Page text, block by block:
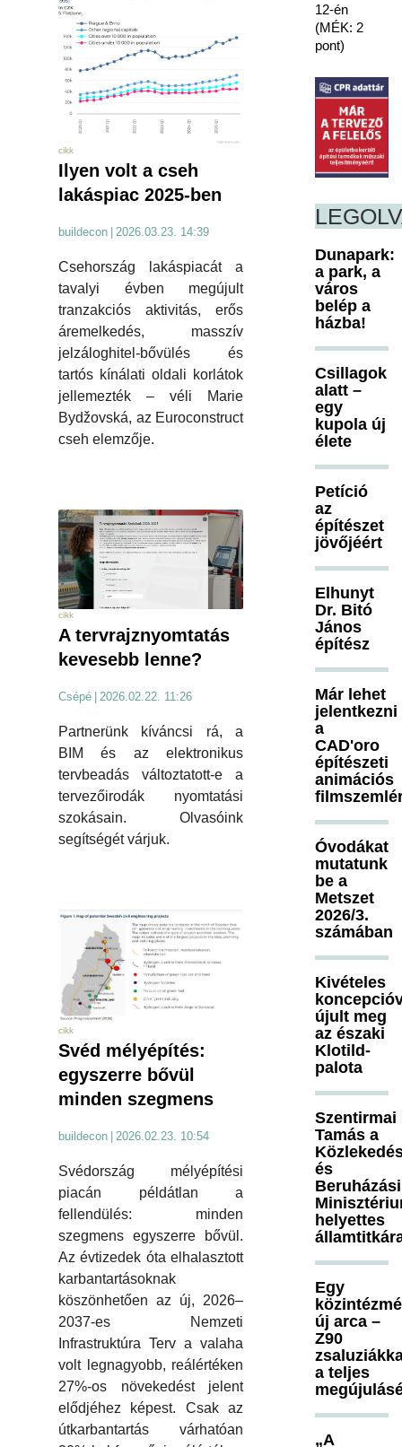
cikk
Ilyen volt a cseh
lakáspiac 2025-ben
buildecon 2026.03.23. 14:39
Csehország lakáspiacát a
tavalyi évben megújult
tranzakciós aktivitás, erős
áremelkedés, masszív
jelzáloghitel-bővülés és
tartós kínálati oldali korlátok
jellemezték – véli Marie
Bydžovská, az Euroconstruct
cseh elemzője.
cikk
A tervrajznyomtatás
kevesebb lenne?
Csépé 2026.02.22. 11:26
Partnerünk kíváncsi rá, a
BIM és az elektronikus
tervbeadás változtatott-e a
tervezőirodák nyomtatási
szokásain. Olvasóink
segítségét várjuk.
cikk
Svéd mélyépítés:
egyszerre bővül
minden szegmens
buildecon 2026.02.23. 10:54
Svédország mélyépítési
piacán példátlan a
fellendülés: minden
szegmens egyszerre bővül.
Az évtizedek óta elhalasztott
karbantartásoknak
köszönhetően az új, 2026–
2037-es Nemzeti
Infrastruktúra Terv a valaha
volt legnagyobb, reálértéken
27%-os növekedést jelent
elődjéhez képest. Csak az
útkarbantartás várhatóan
12-én
(MÉK: 2
pont)
Dunapark:
a park, a
város
belép a
házba!
Csillagok
alatt –
egy
kupola új
élete
Petíció
az
építészet
jövőjéért
Elhunyt
Dr. Bitó
János
építész
Már lehet
jelentkezni
a
CAD'oro
építészeti
animációs
Óvodákat
mutatunk
be a
Metszet
2026/3.
számában
Kivételes
újult meg
az északi
Klotild-
palota
Szentirmai
Tamás a
és
Beruházási
helyettes
Egy
új arca –
Z90
a teljes
„A